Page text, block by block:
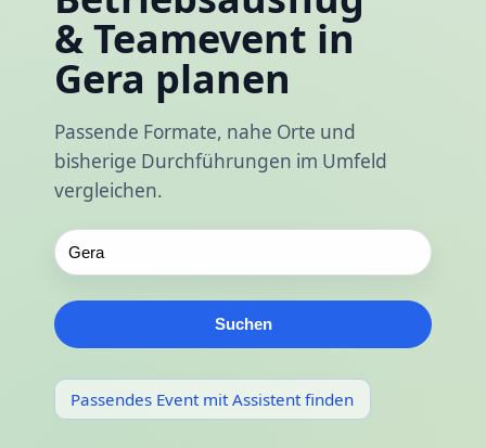
& Teamevent in
Gera planen
Passende Formate, nahe Orte und
bisherige Durchführungen im Umfeld
vergleichen.
Suchen
Passendes Event mit Assistent finden